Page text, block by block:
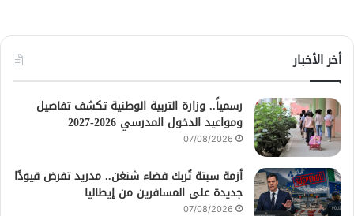
أخر الأخبار
رسمياً.. وزارة التربية الوطنية تكشف تفاصيل
ومواعيد الدخول المدرسي 2026-2027
07/08/2026
أزمة سبتة تُربك فضاء شنغن.. مدريد تفرض قيودًا
جديدة على المسافرين من إيطاليا
07/08/2026